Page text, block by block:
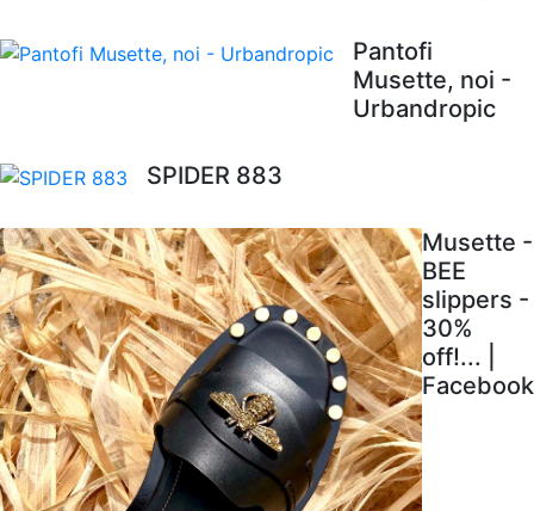
Pantofi
Musette, noi -
Urbandropic
SPIDER 883
Musette -
BEE
slippers -
30%
off!... |
Facebook